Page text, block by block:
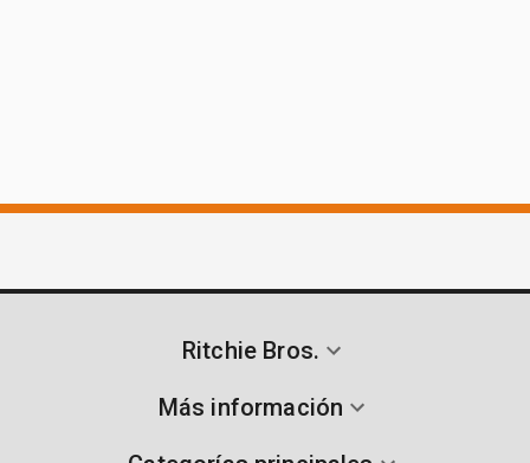
Ritchie Bros.
Más información